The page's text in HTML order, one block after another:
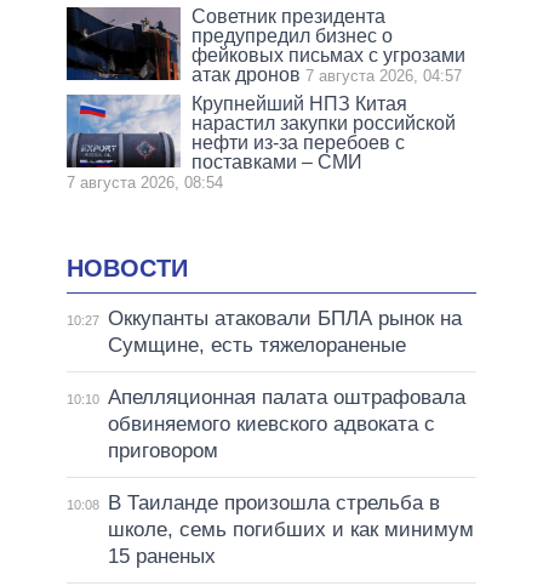
Советник президента
предупредил бизнес о
фейковых письмах с угрозами
атак дронов 7 августа 2026, 04:57
Крупнейший НПЗ Китая
нарастил закупки российской
нефти из-за перебоев с
поставками – СМИ
7 августа 2026, 08:54
НОВОСТИ
10:27 Оккупанты атаковали БПЛА рынок на
Сумщине, есть тяжелораненые
10:10 Апелляционная палата оштрафовала
обвиняемого киевского адвоката с
приговором
10:08
В Таиланде произошла стрельба в
школе, семь погибших и как минимум
15 раненых